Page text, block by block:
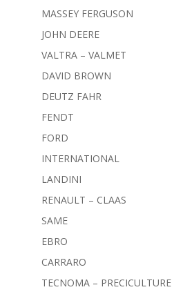
MASSEY FERGUSON
JOHN DEERE
VALTRA – VALMET
DAVID BROWN
DEUTZ FAHR
FENDT
FORD
INTERNATIONAL
LANDINI
RENAULT – CLAAS
SAME
EBRO
CARRARO
TECNOMA – PRECICULTURE